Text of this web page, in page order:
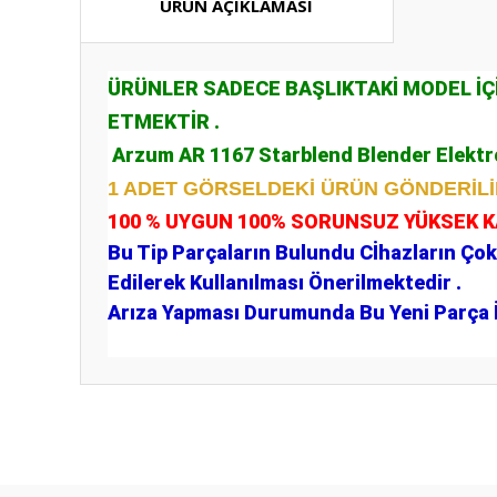
ÜRÜN AÇIKLAMASI
ÜRÜNLER SADECE BAŞLIKTAKİ MODEL
ETMEKTİR .
Arzum AR 1167 Starblend Blender
1 ADET GÖRSELDEKİ ÜRÜN
100 % UYGUN 100% SORUNSUZ YÜKSEK
Bu Tip Parçaların Bulundu Cİhazların
Edilerek Kullanılması Önerilmektedir .
Arıza Yapması Durumunda Bu Yeni